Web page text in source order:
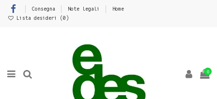
Consegna Note legali
Home
Lista desideri (0 )
0